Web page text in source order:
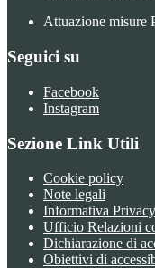
Attuazione misure
Seguici su
Facebook
Instagram
Sezione Link Utili
Cookie policy
Note legali
Informativa Privacy
Ufficio Relazioni
Dichiarazione di
Obiettivi di